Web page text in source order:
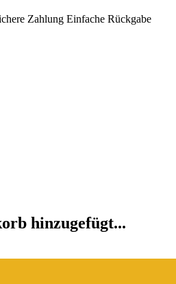
Zahlung Einfache Rückgabe
hinzugefügt...